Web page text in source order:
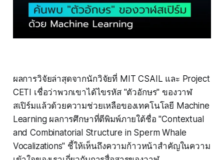
ผลการวิจัยล่าสุดจากนักวิจัยที่ MIT CSAIL และ Project
CETI เชื่อว่าพวกเขาได้ไขรหัส "ตัวอักษร" ของวาฬ
สเปิร์มแล้วด้วยความช่วยเหลือของเทคโนโลยี Machine
Learning ผลการศึกษาที่ตีพิมพ์ภายใต้ชื่อ "Contextual
and Combinatorial Structure in Sperm Whale
Vocalizations" ชี้ให้เห็นถึงความก้าวหน้าสำคัญในความ